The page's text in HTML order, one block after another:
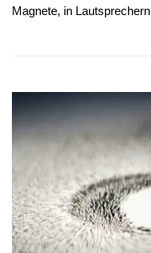
Magnete, in